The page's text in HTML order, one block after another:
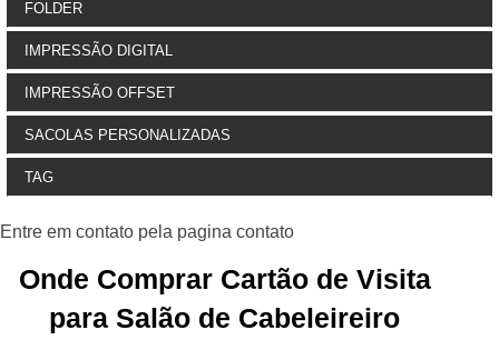
FOLDER
IMPRESSÃO DIGITAL
IMPRESSÃO OFFSET
SACOLAS PERSONALIZADAS
TAG
Onde Comprar Cartão de Visita
para Salão de Cabeleireiro